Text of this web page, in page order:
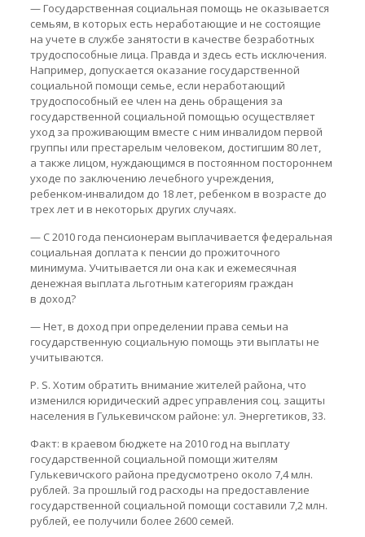
— Государственная социальная помощь не оказывается
семьям, в которых есть неработающие и не состоящие
на учете в службе занятости в качестве безработных
трудоспособные лица. Правда и здесь есть исключения.
Например, допускается оказание государственной
социальной помощи семье, если неработающий
трудоспособный ее член на день обращения за
государственной социальной помощью осуществляет
уход за проживающим вместе с ним инвалидом первой
группы или престарелым человеком, достигшим 80 лет,
а также лицом, нуждающимся в постоянном постороннем
уходе по заключению лечебного учреждения,
ребенком-инвалидом до 18 лет, ребенком в возрасте до
трех лет и в некоторых других случаях.
— С 2010 года пенсионерам выплачивается федеральная
социальная доплата к пенсии до прожиточного
минимума. Учитывается ли она как и ежемесячная
денежная выплата льготным категориям граждан
в доход?
— Нет, в доход при определении права семьи на
государственную социальную помощь эти выплаты не
учитываются.
P. S. Хотим обратить внимание жителей района, что
изменился юридический адрес управления соц. защиты
населения в Гулькевичском районе: ул. Энергетиков, 33.
Факт: в краевом бюджете на 2010 год на выплату
государственной социальной помощи жителям
Гулькевичского района предусмотрено около 7,4 млн.
рублей. За прошлый год расходы на предоставление
государственной социальной помощи составили 7,2 млн.
рублей, ее получили более 2600 семей.